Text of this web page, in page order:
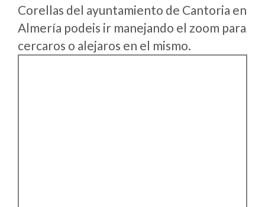
Corellas del ayuntamiento de Cantoria en
Almería podeis ir manejando el zoom para
cercaros o alejaros en el mismo.